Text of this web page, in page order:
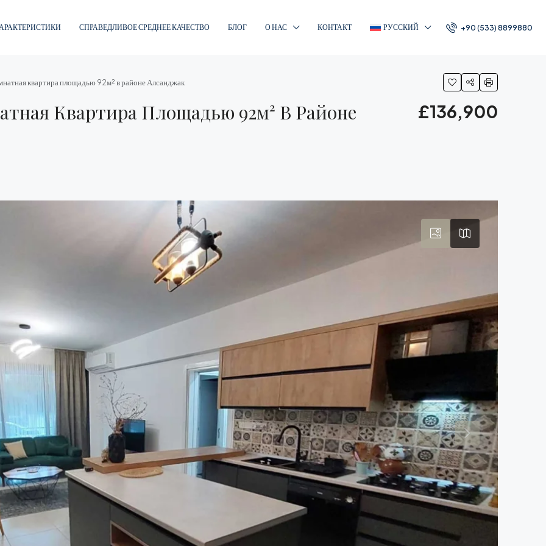
СПРАВЕДЛИВОЕ СРЕДНЕЕ КАЧЕСТВО БЛОГ О НАС КОНТАКТ РУССКИЙ +90 (533) 8899880
квартира площадью 92м² в районе Алсанджак
Квартира Площадью 92м² В Районе £136,900